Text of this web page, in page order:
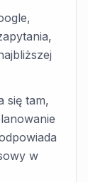
się tam,
w